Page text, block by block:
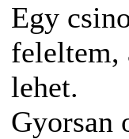
Egy
feleltem,
lehet.
Gyorsan